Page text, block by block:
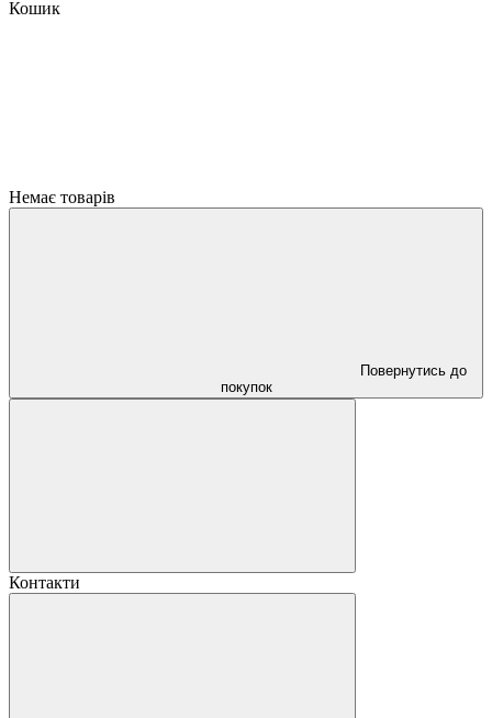
Кошик
Немає товарів
Повернутись до
покупок
Контакти